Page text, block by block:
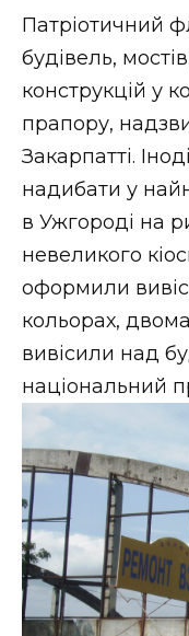
ВІДЕО
Патріотичний
будівель,
конструкцій у
прапору,
Закарпатті.
надибати у
в Ужгороді на
невеликого
оформили
кольорах,
вивісили над
національний